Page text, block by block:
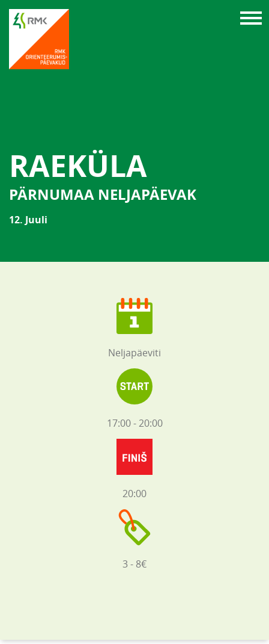
RAEKÜLA
PÄRNUMAA NELJAPÄEVAK
12. Juuli
Neljapäeviti
17:00 - 20:00
20:00
3 - 8€